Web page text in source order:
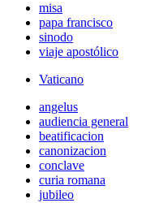
misa
papa francisco
sinodo
viaje apostólico
Vaticano
angelus
audiencia general
beatificacion
canonizacion
conclave
curia romana
jubileo